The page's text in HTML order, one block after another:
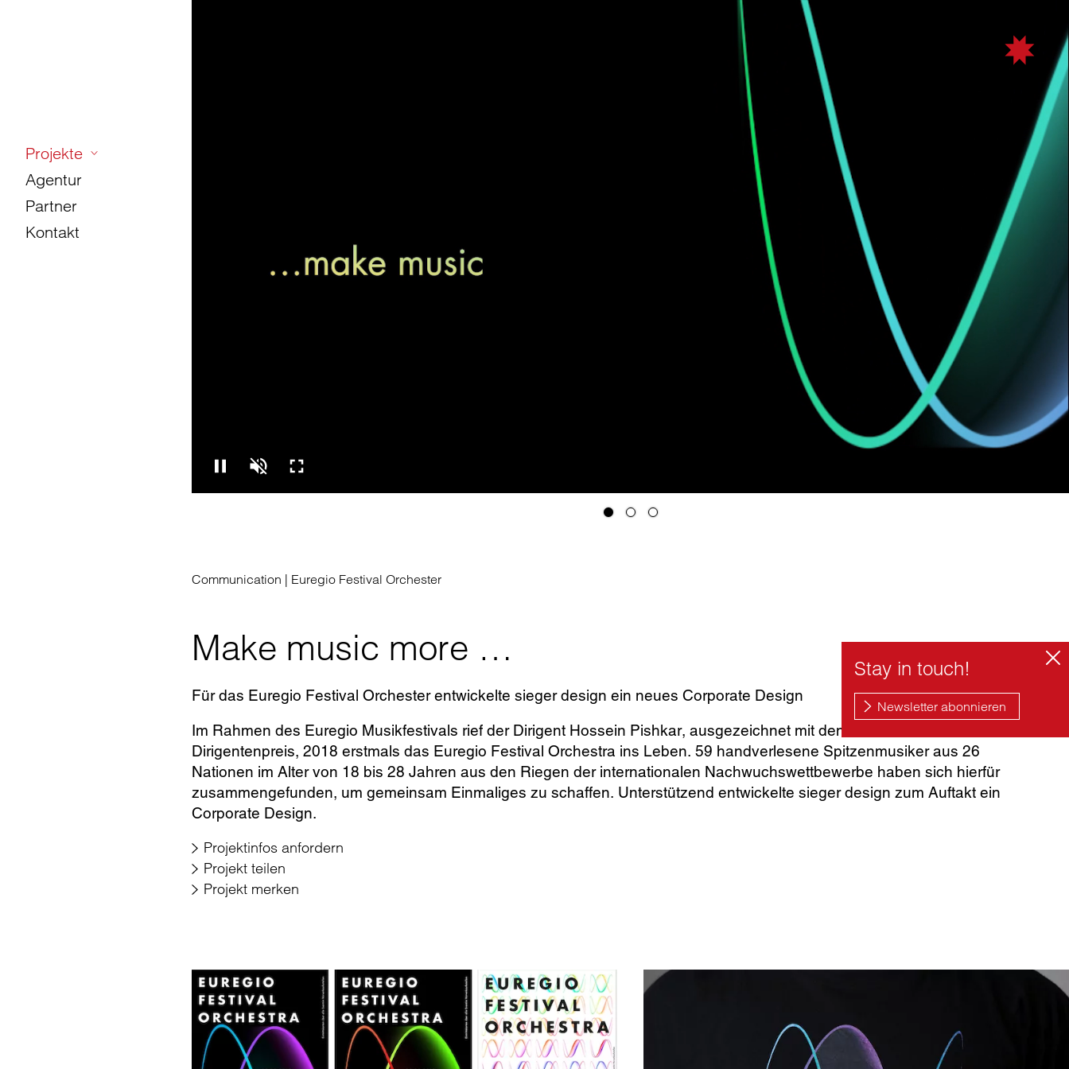
Projekte
Agentur
Partner
Kontakt
Video
pausieren
|
Pause
Video
Ton
abspielen
|
Unmute
Vollbild
ein
|
Enter
Fullscreen
Communication | Euregio Festival Orchester
Make music more …
Für das Euregio Festival Orchester entwickelte sieger design ein neues Corporate Design
Im Rahmen des Euregio Musikfestivals rief der Dirigent Hossein Pishkar, ausgezeichnet mit dem deutschen
Dirigentenpreis, 2018 erstmals das Euregio Festival Orchestra ins Leben. 59 handverlesene Spitzenmusiker aus 26
Nationen im Alter von 18 bis 28 Jahren aus den Riegen der internationalen Nachwuchswettbewerbe haben sich hierfür
zusammengefunden, um gemeinsam Einmaliges zu schaffen. Unterstützend entwickelte sieger design zum Auftakt ein
Corporate Design.
Projektinfos anfordern
Projekt teilen
Projekt merken